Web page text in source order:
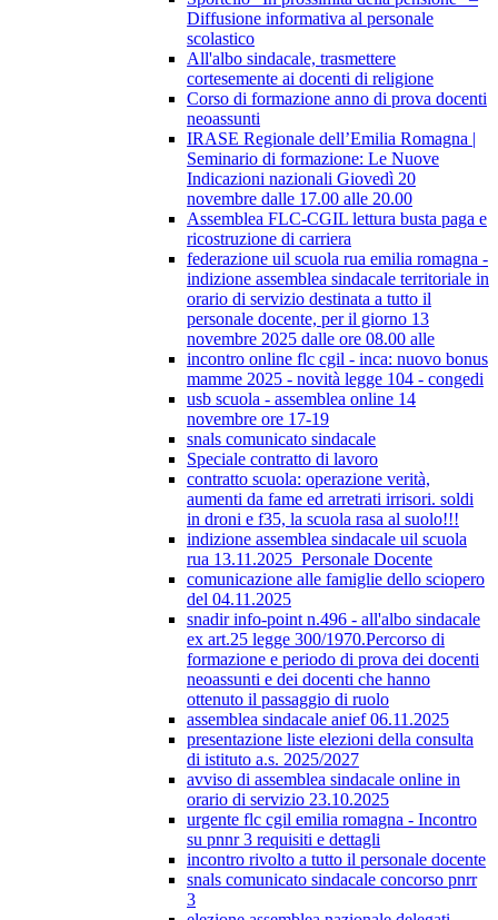
Diffusione informativa al personale
scolastico
All'albo sindacale, trasmettere
cortesemente ai docenti di religione
Corso di formazione anno di prova docenti
neoassunti
IRASE Regionale dell’Emilia Romagna |
Seminario di formazione: Le Nuove
Indicazioni nazionali Giovedì 20
novembre dalle 17.00 alle 20.00
Assemblea FLC-CGIL lettura busta paga e
ricostruzione di carriera
federazione uil scuola rua emilia romagna -
indizione assemblea sindacale territoriale in
orario di servizio destinata a tutto il
personale docente, per il giorno 13
novembre 2025 dalle ore 08.00 alle
incontro online flc cgil - inca: nuovo bonus
mamme 2025 - novità legge 104 - congedi
usb scuola - assemblea online 14
novembre ore 17-19
snals comunicato sindacale
Speciale contratto di lavoro
contratto scuola: operazione verità,
aumenti da fame ed arretrati irrisori. soldi
in droni e f35, la scuola rasa al suolo!!!
indizione assemblea sindacale uil scuola
rua 13.11.2025_Personale Docente
comunicazione alle famiglie dello sciopero
del 04.11.2025
snadir info-point n.496 - all'albo sindacale
ex art.25 legge 300/1970.Percorso di
formazione e periodo di prova dei docenti
neoassunti e dei docenti che hanno
ottenuto il passaggio di ruolo
assemblea sindacale anief 06.11.2025
presentazione liste elezioni della consulta
di istituto a.s. 2025/2027
avviso di assemblea sindacale online in
orario di servizio 23.10.2025
urgente flc cgil emilia romagna - Incontro
su pnnr 3 requisiti e dettagli
incontro rivolto a tutto il personale docente
snals comunicato sindacale concorso pnrr
3